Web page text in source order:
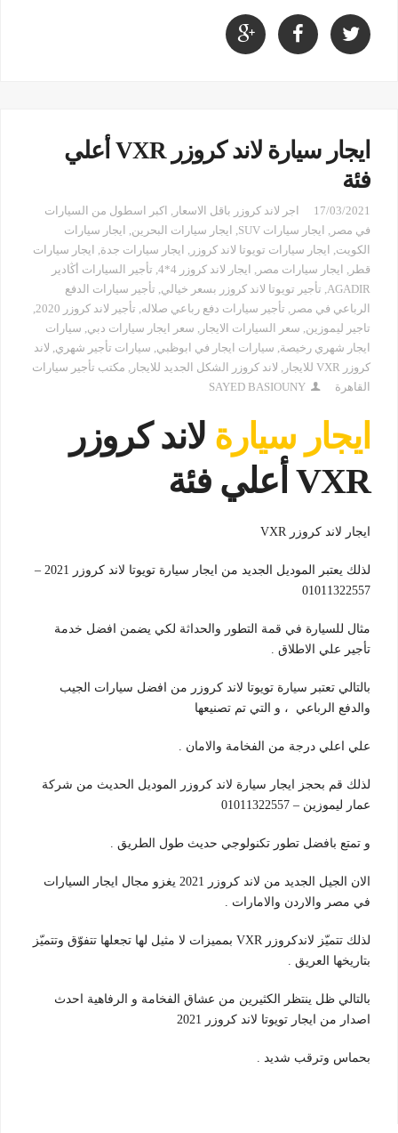
ايجار سيارة لاند كروزر VXR أعلي
فئة
17/03/2021 اجر لاند كروزر باقل الاسعار , اكبر اسطول من السيارات
في مصر , ايجار سيارات SUV , ايجار سيارات البحرين, ايجار سيارات
الكويت, ايجار سيارات تويوتا لاند كروزر , ايجار سيارات جدة, ايجار سيارات
قطر , ايجار سيارات مصر , ايجار لاند كروزر 4*4 , تأجير السيارات أڭادير
AGADIR
, تأجير تويوتا لاند كروزر بسعر خيالي, تأجير سيارات الدفع
الرباعي في مصر , تأجير سيارات دفع رباعي صلاله, تأجير لاند كروزر 2020
,
تاجير ليموزين, سعر السيارات الايجار , سعر ايجار سيارات دبي, سيارات
ايجار شهري رخيصة, سيارات ايجار في ابوظبي, سيارات تأجير شهري, لاند
كروزر VXR للايجار
, لاند كروزر الشكل الجديد للايجار , مكتب تأجير سيارات
القاهرة
SAYED BASIOUNY
ايجار سيارة لاند كروزر
VXR أعلي فئة
ايجار لاند كروزر VXR
لذلك يعتبر الموديل الجديد من ايجار سيارة تويوتا لاند كروزر 2021 –
01011322557
مثال للسيارة في قمة التطور والحداثة لكي يضمن افضل خدمة
تأجير علي الاطلاق .
بالتالي تعتبر سيارة تويوتا لاند كروزر من افضل سيارات الجيب
والدفع الرباعي ، و التي تم تصنيعها
علي اعلي درجة من الفخامة والامان .
لذلك قم بحجز ايجار سيارة لاند كروزر الموديل الحديث من شركة
عمار ليموزين – 01011322557
و تمتع بافضل تطور تكنولوجي حديث طول الطريق .
الان الجيل الجديد من لاند كروزر 2021 يغزو مجال ايجار السيارات
في مصر والاردن والامارات .
لذلك تتميّز لاندكروزر VXR بمميزات لا مثيل لها تجعلها تتفوّق وتتميّز
بتاريخها العريق .
بالتالي ظل ينتظر الكثيرين من عشاق الفخامة و الرفاهية احدث
اصدار من ايجار تويوتا لاند كروزر 2021
بحماس وترقب شديد .